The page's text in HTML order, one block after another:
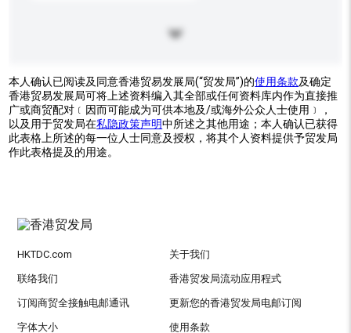
本人确认已阅读及同意香港贸易发展局(“贸发局”)的使用条款及确定
香港贸易发展局可将上述资料编入其全部或任何资料库内作为直接推
广或商贸配对﹝因而可能成为可供本地及/或海外公众人士使用﹞，
以及用于贸发局在私隐政策声明中所述之其他用途；本人确认已获得
此表格上所述的每一位人士同意及授权，将其个人资料提供予贸发局
作此表格提及的用途。
HKTDC.com 关于我们
联络我们 香港贸发局流动应用程式
订阅商贸全接触电邮通讯 更新您的香港贸发局电邮订阅
字体大小 使用条款